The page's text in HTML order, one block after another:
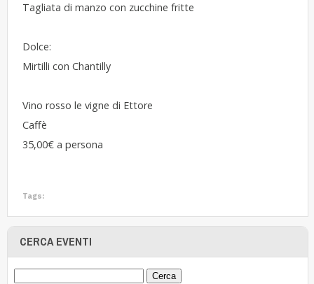
Tagliata di manzo con zucchine fritte
Dolce:
Mirtilli con Chantilly
Vino rosso le vigne di Ettore
Caffè
35,00€ a persona
Tags:
CERCA EVENTI